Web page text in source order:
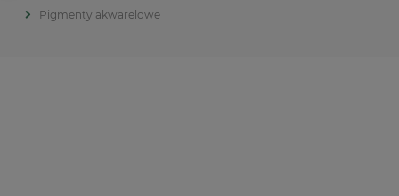
Pigmenty akwarelowe